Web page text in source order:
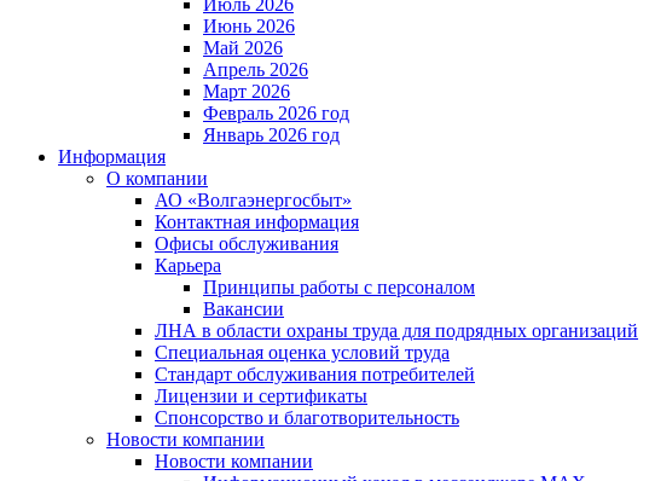
Июль 2026
Июнь 2026
Май 2026
Апрель 2026
Март 2026
Февраль 2026 год
Январь 2026 год
Информация
О компании
АО «Волгаэнергосбыт»
Контактная информация
Офисы обслуживания
Карьера
Принципы работы с персоналом
Вакансии
ЛНА в области охраны труда для подрядных организаций
Специальная оценка условий труда
Стандарт обслуживания потребителей
Лицензии и сертификаты
Спонсорство и благотворительность
Новости компании
Новости компании